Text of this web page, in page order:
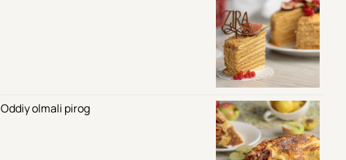
Oddiy olmali pirog